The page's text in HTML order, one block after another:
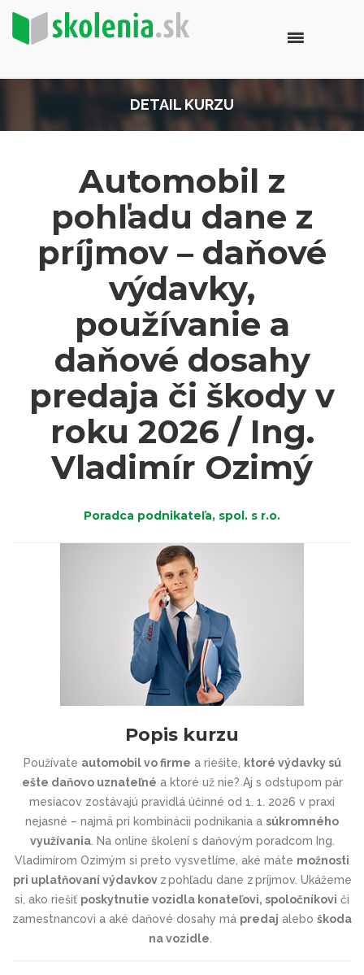
DETAIL KURZU
Automobil z
pohľadu dane z
príjmov – daňové
výdavky,
používanie a
daňové dosahy
predaja či škody v
roku 2026 / Ing.
Vladimír Ozimý
Poradca podnikateľa, spol. s r.o.
Popis kurzu
Používate automobil vo firme a riešite,
ktoré výdavky sú
ešte daňovo uznateľné a ktoré už nie? Aj s odstupom pár
mesiacov zostávajú pravidlá účinné od 1. 1. 2026 v praxi
nejasné – najmä pri kombinácii podnikania a súkromného
využívania. Na online školení s daňovým poradcom Ing.
Vladimírom Ozimým si preto vysvetlíme, aké máte možnosti
pri uplatňovaní výdavkov z pohľadu dane z príjmov. Ukážeme
si, ako riešiť poskytnutie vozidla konateľovi, spoločníkovi či
zamestnancovi a aké daňové dosahy má predaj alebo škoda
na vozidle